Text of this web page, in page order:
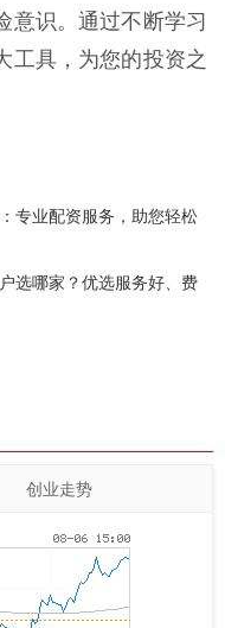
意识。通过不断学习
工具，为您的投资之
专业配资服务，助您轻松
选哪家？优选服务好、费
创业走势